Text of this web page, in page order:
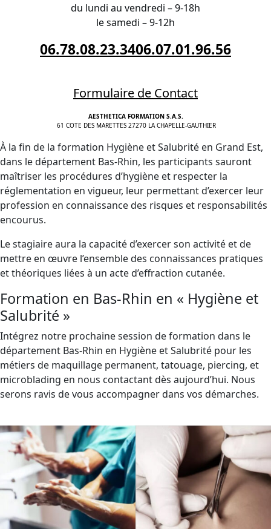
du lundi au vendredi – 9-18h
le samedi – 9-12h
06.78.08.23.3406.07.01.96.56
Formulaire de Contact
AESTHETICA FORMATION S.A.S.
61 COTE DES MARETTES 27270 LA CHAPELLE-GAUTHIER
À la fin de la formation Hygiène et Salubrité en Grand Est,
dans le département Bas-Rhin, les participants sauront
maîtriser les procédures d’hygiène et respecter la
réglementation en vigueur, leur permettant d’exercer leur
profession en connaissance des risques et responsabilités
encourus.
Le stagiaire aura la capacité d’exercer son activité et de
mettre en œuvre l’ensemble des connaissances pratiques
et théoriques liées à un acte d’effraction cutanée.
Formation en Bas-Rhin en « Hygiène et
Salubrité »
Intégrez notre prochaine session de formation dans le
département Bas-Rhin en Hygiène et Salubrité pour les
métiers de maquillage permanent, tatouage, piercing, et
microblading en nous contactant dès aujourd’hui. Nous
serons ravis de vous accompagner dans vos démarches.